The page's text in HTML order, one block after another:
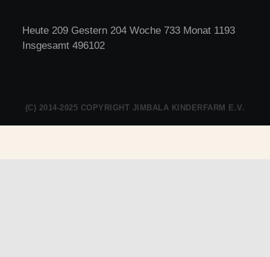
Heute 209 Gestern 204 Woche 733 Monat 1193
Insgesamt 496102
(C) 2014-2025 COPYRIGHT JIMBALA KINDERFARM E.V.